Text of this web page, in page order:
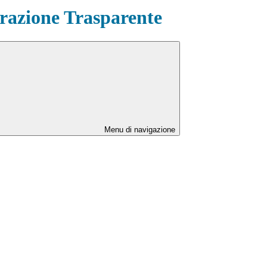
Trasparente
Menu di navigazione